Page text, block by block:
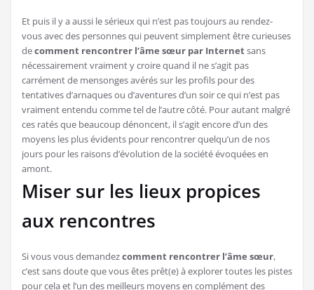
Et puis il y a aussi le sérieux qui n’est pas toujours au rendez-
vous avec des personnes qui peuvent simplement être curieuses
decomment rencontrer l’âme sœur par Internetsans
nécessairement vraiment y croire quand il ne s’agit pas
carrément de mensonges avérés sur les profils pour des
tentatives d’arnaques ou d’aventures d’un soir ce qui n’est pas
vraiment entendu comme tel de l’autre côté. Pour autant malgré
ces ratés que beaucoup dénoncent, il s’agit encore d’un des
moyens les plus évidents pour rencontrer quelqu’un de nos
jours pour les raisons d’évolution de la société évoquées en
amont.
Miser sur les lieux propices
aux rencontres
Si vous vous demandezcomment rencontrer l’âme sœur,
c’est sans doute que vous êtes prêt(e) à explorer toutes les pistes
pour cela et l’un des meilleurs moyens en complément des